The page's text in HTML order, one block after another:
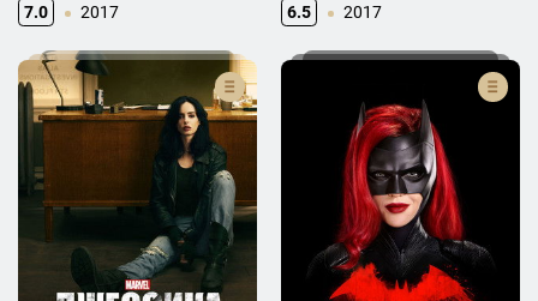
7.0 2017 6.5 2017